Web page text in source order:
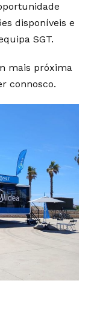
disponíveis e
SGT.
mais próxima
connosco.